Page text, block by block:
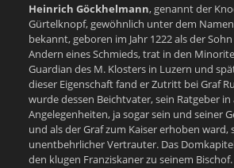
Heinrich Göckhelmann, genannt der
Gürtelknopf, gewöhnlich unter dem Namen
bekannt, geboren im Jahr 1222 als der
Andern eines Schmieds, trat in den
Guardian des M. Klosters in Luzern und
dieser Eigenschaft fand er Zutritt bei Graf
wurde dessen Beichtvater, sein Ratgeber in
Angelegenheiten, ja sogar sein und seiner
und als der Graf zum Kaiser erhoben ward,
unentbehrlicher Vertrauter. Das
den klugen Franziskaner zu seinem